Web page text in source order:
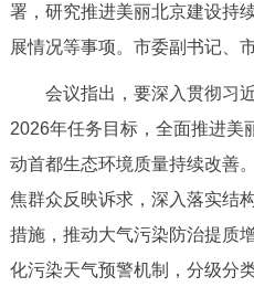
政策兑现 政策
决策公开
政务服务
署，研究推进美丽北京建设持
展情况等事项。市委副书记、
会议指出，要深入贯彻习近
2026年任务目标，全面推进美
动首都生态环境质量持续改善
焦群众反映诉求，深入落实结
措施，推动大气污染防治提质
化污染天气预警机制，分级分